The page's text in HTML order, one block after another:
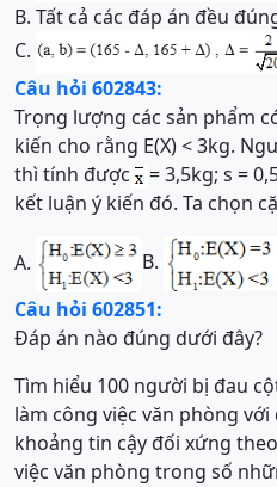
B. Tất cả các đáp án đều
C.
Câu hỏi 602843:
Trọng lượng các sản phẩm
kiến cho rằng E(X) < 3kg.
thì tính được
= 3,5kg; s =
kết luận ý kiến đó. Ta chọn
A. B.
Câu hỏi 602851:
Đáp án nào đúng dưới đây?
Tìm hiểu 100 người bị đau
làm công việc văn phòng với
khoảng tin cậy đối xứng
việc văn phòng trong số